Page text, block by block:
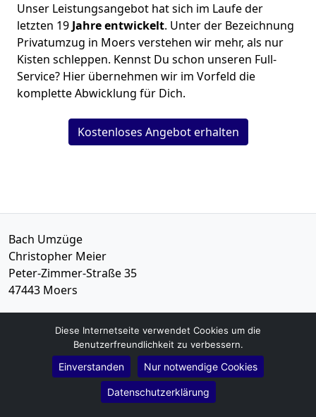
Unser Leistungsangebot hat sich im Laufe der
letzten 19 Jahre entwickelt. Unter der Bezeichnung
Privatumzug in Moers verstehen wir mehr, als nur
Kisten schleppen. Kennst Du schon unseren Full-
Service? Hier übernehmen wir im Vorfeld die
komplette Abwicklung für Dich.
Kostenloses Angebot erhalten
Bach Umzüge
Christopher Meier
Peter-Zimmer-Straße 35
47443 Moers
01579-2621459
info@bach-umzuege.de
Öffnungszeiten:Mo - Sa: 07:00 - 19:00 Uhr
Diese Internetseite verwendet Cookies um die
Benutzerfreundlichkeit zu verbessern.
Einverstanden Nur notwendige Cookies
Datenschutzerklärung